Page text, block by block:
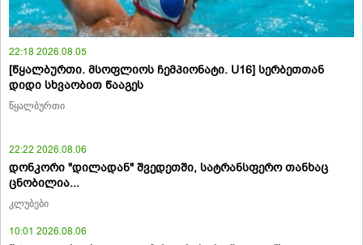
22:18 2026.08.05
[წყალბურთი. მსოფლიოს ჩემპიონატი. U16] სერბეთთან
დიდი სხვაობით წააგეს
წყალბურთი
22:22 2026.08.06
დონკორი "დილადან" შვედეთში, სატრანსფერო თანხაც
ცნობილია...
კლუბები
10:01 2026.08.06